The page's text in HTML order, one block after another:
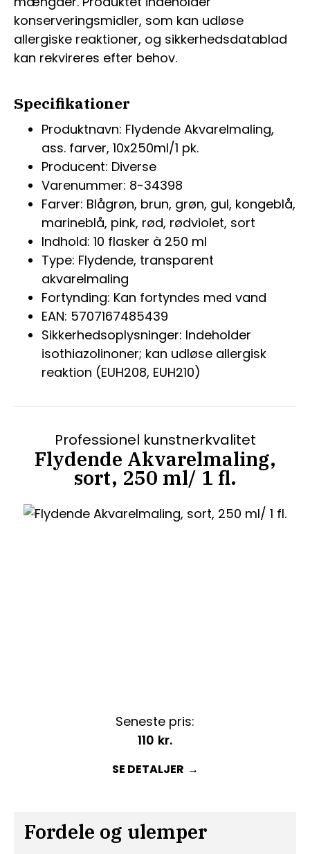
konserveringsmidler, som kan udløse
allergiske reaktioner, og sikkerhedsdatablad
kan rekvireres efter behov.
Specifikationer
Produktnavn: Flydende Akvarelmaling,
ass. farver, 10x250ml/1 pk.
Producent: Diverse
Varenummer: 8-34398
Farver: Blågrøn, brun, grøn, gul, kongeblå,
marineblå, pink, rød, rødviolet, sort
Indhold: 10 flasker à 250 ml
Type: Flydende, transparent
akvarelmaling
Fortynding: Kan fortyndes med vand
EAN: 5707167485439
Sikkerhedsoplysninger: Indeholder
isothiazolinoner; kan udløse allergisk
reaktion (EUH208, EUH210)
Professionel kunstnerkvalitet
Flydende Akvarelmaling,
sort, 250 ml/ 1 fl.
Fordele og ulemper
Seneste pris:
110 kr.
SE DETALJER